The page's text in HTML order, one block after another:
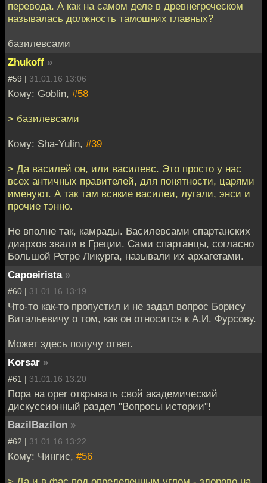
перевода. А как на самом деле в древнегреческом
называлась должность тамошних главных?
базилевсами
Zhukoff »
#59 | 31.01.16 13:06
Кому: Goblin, #58
> базилевсами
Кому: Sha-Yulin, #39
> Да василей он, или василевс. Это просто у нас
всех античных правителей, для понятности, царями
именуют. А так там всякие василеи, лугали, энси и
прочие тэнно.
Не вполне так, камрады. Василевсами спартанских
диархов звали в Греции. Сами спартанцы, согласно
Большой Ретре Ликурга, называли их архагетами.
Capoeirista »
#60 | 31.01.16 13:19
Что-то как-то пропустил и не задал вопрос Борису
Витальевичу о том, как он относится к А.И. Фурсову.
Может здесь получу ответ.
Korsar »
#61 | 31.01.16 13:20
Пора на oper открывать свой академический
дискуссионный раздел "Вопросы истории"!
BazilBazilon »
#62 | 31.01.16 13:22
Кому: Чингиc, #56